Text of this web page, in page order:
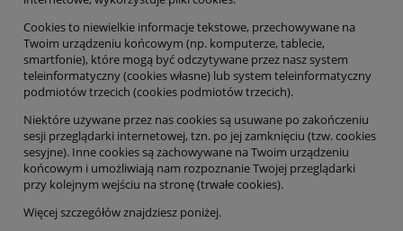
Cookies to niewielkie informacje tekstowe, przechowywane na
Twoim urządzeniu końcowym (np. komputerze, tablecie,
smartfonie), które mogą być odczytywane przez nasz system
teleinformatyczny (cookies własne) lub system teleinformatyczny
podmiotów trzecich (cookies podmiotów trzecich).
Niektóre używane przez nas cookies są usuwane po zakończeniu
sesji przeglądarki internetowej, tzn. po jej zamknięciu (tzw. cookies
sesyjne). Inne cookies są zachowywane na Twoim urządzeniu
końcowym i umożliwiają nam rozpoznanieTwojej przeglądarki
przy kolejnym wejściu na stronę (trwałe cookies).
Więcej szczegółów znajdziesz poniżej.